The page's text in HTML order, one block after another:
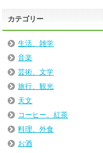
カテゴリー
生活、雑学
音楽
芸術、文学
旅行、観光
天文
コーヒー、紅茶
料理、外食
お酒